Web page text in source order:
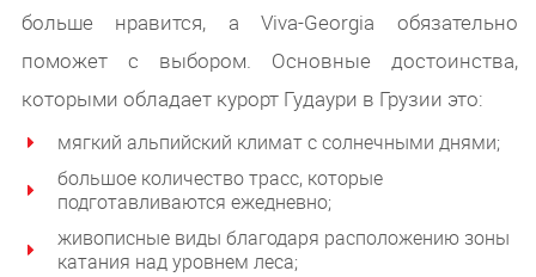
больше нравится, а Viva-Georgia обязательно
поможет с выбором. Основные достоинства,
которыми обладает курорт Гудаури в Грузии это:
мягкий альпийский климат с солнечными днями;
большое количество трасс, которые
подготавливаются ежедневно;
живописные виды благодаря расположению зоны
катания над уровнем леса;